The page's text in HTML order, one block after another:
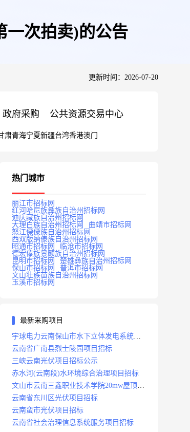
一次拍卖)的公告
更新时间：2026-07-20
政府采购 公共资源交易中心
肃青海宁夏新疆台湾香港澳门
热门城市
丽江市招标网
红河哈尼族彝族自治州招标网
迪庆藏族自治州招标网
大理白族自治州招标网
曲靖市招标网
怒江傈僳族自治州招标网
西双版纳傣族自治州招标网
昭通市招标网
临沧市招标网
德宏傣族景颇族自治州招标网
昆明市招标网
楚雄彝族自治州招标网
保山市招标网
普洱市招标网
文山壮族苗族自治州招标网
玉溪市招标网
最新采购项目
宇球电力云南保山市水下立体发电系统项
目招标
云南省广南县烈士陵园项目招标
三峡云南光伏项目招标公示
赤水河(云南段)水环境综合治理项目招标
文山市云南三鑫职业技术学院20mw屋顶分
布式光伏设计施工总承包(epc)项目招标
云南省东川区光伏项目招标
云南蛮市光伏项目招标
云南省社会治理信息系统服务项目招标